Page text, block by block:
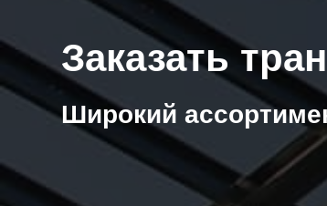
Заказать
Широкий